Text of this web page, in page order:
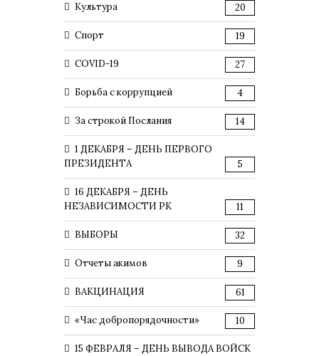
Культура 20
Спорт 19
COVID-19 27
Борьба с коррупцией 4
За строкой Послания 14
1 ДЕКАБРЯ – ДЕНЬ ПЕРВОГО
ПРЕЗИДЕНТА
5
16 ДЕКАБРЯ – ДЕНЬ
НЕЗАВИСИМОСТИ РК
11
ВЫБОРЫ 32
Отчеты акимов 9
ВАКЦИНАЦИЯ 61
«Час добропорядочности» 10
15 ФЕВРАЛЯ – ДЕНЬ ВЫВОДА ВОЙСК